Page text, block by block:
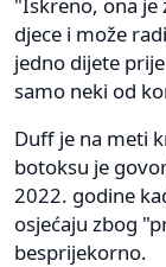
djece i može
jedno dijete
samo neki od
Duff je na meti
botoksu je
2022. godine
osjećaju zbog
besprijekorno.